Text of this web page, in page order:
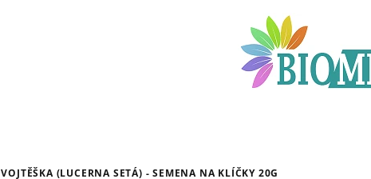
VOJTĚŠKA (LUCERNA SETÁ) - SEMENA NA KLÍČKY 20G